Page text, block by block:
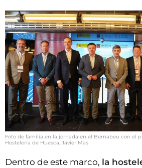
Foto de familia en la jornada en el Bernabeu con el
Hostelería de Huesca, Javier Mas
Dentro de este marco, la